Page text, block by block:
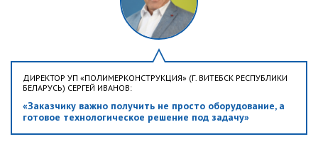
ДИРЕКТОР УП «ПОЛИМЕРКОНСТРУКЦИЯ» (Г. ВИТЕБСК РЕСПУБЛИКИ
БЕЛАРУСЬ) СЕРГЕЙ ИВАНОВ:
«Заказчику важно получить не просто оборудование, а
готовое технологическое решение под задачу»